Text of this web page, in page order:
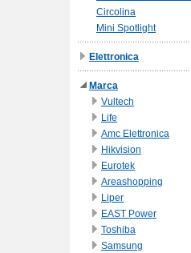
Circolina
Mini Spotlight
Elettronica
Marca
Vultech
Life
Amc Elettronica
Hikvision
Eurotek
Areashopping
Liper
EAST Power
Toshiba
Samsung